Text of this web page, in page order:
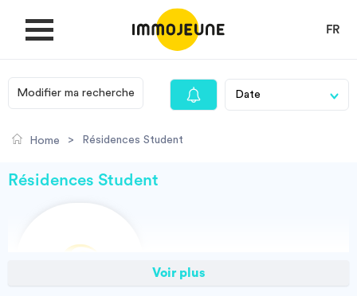
FR
MY ACCOUNT
Propose accommodation
Modifier ma recherche
Home > Résidences Student
Résidences Student
Voir plus